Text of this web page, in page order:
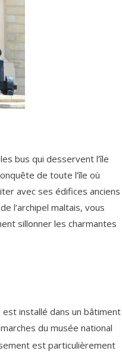
bus qui desservent l’île
de toute l’île où
avec ses édifices anciens
l’archipel maltais, vous
sillonner les charmantes
installé dans un bâtiment
du musée national
est particulièrement